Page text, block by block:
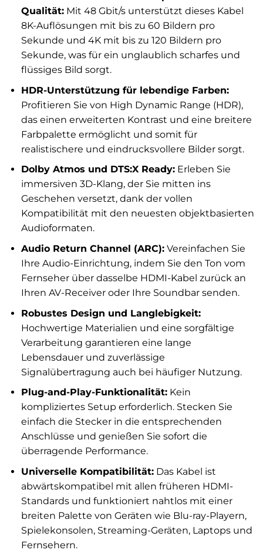
Qualität:Mit 48 Gbit/s unterstützt dieses Kabel
8K-Auflösungen mit bis zu 60 Bildern pro
Sekunde und 4K mit bis zu 120 Bildern pro
Sekunde, was für ein unglaublich scharfes und
flüssiges Bild sorgt.
HDR-Unterstützung für lebendige Farben:
Profitieren Sie von High Dynamic Range (HDR),
das einen erweiterten Kontrast und eine breitere
Farbpalette ermöglicht und somit für
realistischere und eindrucksvollere Bilder sorgt.
Dolby Atmos und DTS:X Ready:Erleben Sie
immersiven 3D-Klang, der Sie mitten ins
Geschehen versetzt, dank der vollen
Kompatibilität mit den neuesten objektbasierten
Audioformaten.
Audio Return Channel (ARC):Vereinfachen Sie
Ihre Audio-Einrichtung, indem Sie den Ton vom
Fernseher über dasselbe HDMI-Kabel zurück an
Ihren AV-Receiver oder Ihre Soundbar senden.
Robustes Design und Langlebigkeit:
Hochwertige Materialien und eine sorgfältige
Verarbeitung garantieren eine lange
Lebensdauer und zuverlässige
Signalübertragung auch bei häufiger Nutzung.
Plug-and-Play-Funktionalität:Kein
kompliziertes Setup erforderlich. Stecken Sie
einfach die Stecker in die entsprechenden
Anschlüsse und genießen Sie sofort die
überragende Performance.
Universelle Kompatibilität:Das Kabel ist
abwärtskompatibel mit allen früheren HDMI-
Standards und funktioniert nahtlos mit einer
breiten Palette von Geräten wie Blu-ray-Playern,
Spielekonsolen, Streaming-Geräten, Laptops und
Fernsehern.